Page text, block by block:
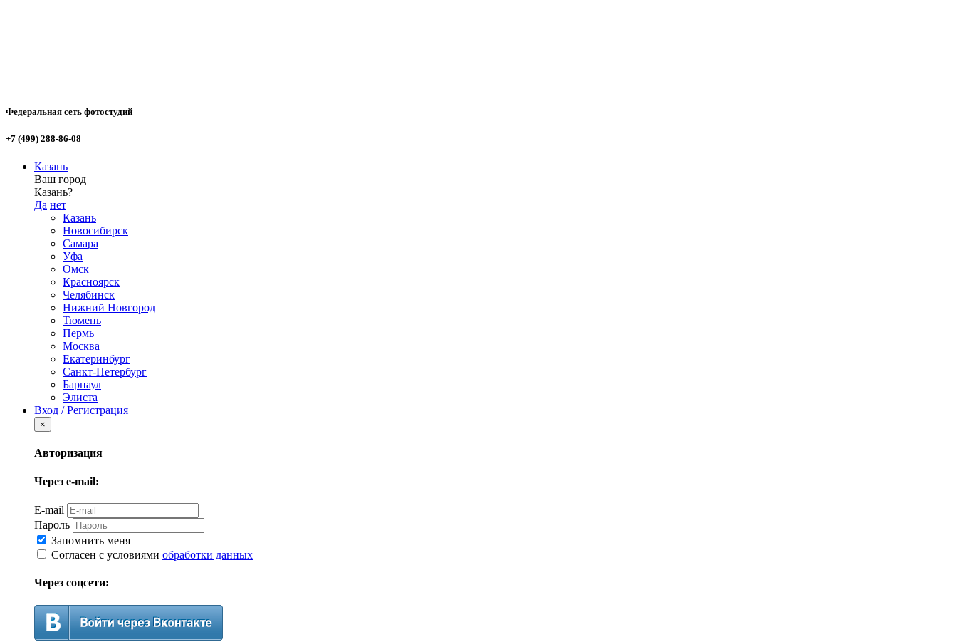
Федеральная сеть фотостудий
+7 (499) 288-86-08
Казань
Ваш город
Казань?
Да нет
Казань
Новосибирск
Самара
Уфа
Омск
Красноярск
Челябинск
Нижний Новгород
Тюмень
Пермь
Москва
Екатеринбург
Санкт-Петербург
Барнаул
Элиста
Вход / Регистрация
×
Авторизация
Через e-mail:
E-mail
Пароль
Запомнить меня
Согласен с условиями обработки данных
Через соцсети: